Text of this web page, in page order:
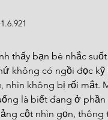
thấy bạn bè nhắc
không có ngồi đọc kỹ
nhìn không bị rối mắt.
là biết đang ở
cột nhìn gọn, thông